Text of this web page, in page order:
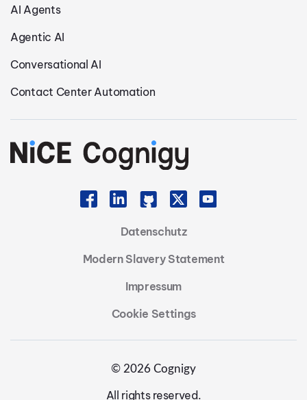
AI Agents
Agentic AI
Conversational AI
Contact Center Automation
Datenschutz
Modern Slavery Statement
Impressum
Cookie Settings
© 2026 Cognigy
All rights reserved.